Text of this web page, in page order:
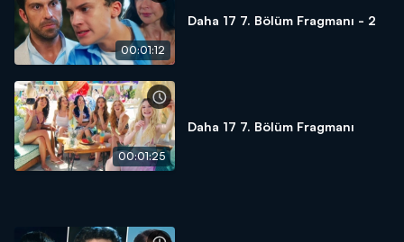
00:01:12
Daha 17 7. Bölüm Fragmanı - 2
00:01:25
Daha 17 7. Bölüm Fragmanı